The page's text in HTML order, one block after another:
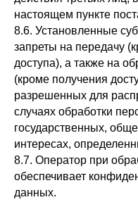
настоящем пункте
8.6. Установленные
запреты на передачу
доступа), а также на
(кроме получения
разрешенных для
случаях обработки
государственных,
интересах,
8.7. Оператор при
обеспечивает
данных.